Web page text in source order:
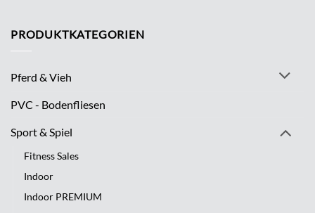
PRODUKTKATEGORIEN
Pferd & Vieh
PVC - Bodenfliesen
Sport & Spiel
Fitness Sales
Indoor
Indoor PREMIUM